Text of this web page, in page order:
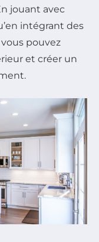
jouant avec
intégrant des
pouvez
et créer un